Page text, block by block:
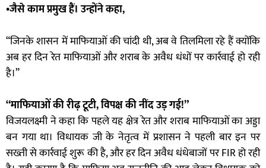
•जैसे काम प्रमुख हैं। उन्होंने कहा,
“जिनके शासन में माफियाओं की चांदी थी, अब वे तिलमिला रहे हैं क्योंकि
अब हर दिन रेत माफियाओं और शराब के अवैध धंधों पर कार्रवाई हो रही
है।”
“माफियाओं की रीढ़ टूटी, विपक्ष की नींद उड़ गई!”
विजयलक्ष्मी ने कहा कि पहले यह क्षेत्र रेत और शराब माफियाओं का अड्डा
बन गया था। विधायक जी के नेतृत्व में प्रशासन ने पहली बार इन पर
सख्ती से कार्रवाई शुरू की है, और हर दिन अवैध धंधेबाजों पर FIR हो रही